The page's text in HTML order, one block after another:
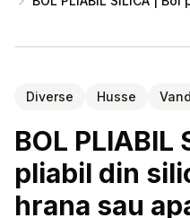
Diverse Husse
BOL PLIABIL
pliabil din
hrana sau